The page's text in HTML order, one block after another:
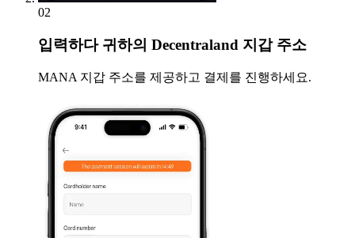
02
입력하다귀하의 Decentraland 지갑 주소
MANA 지갑 주소를 제공하고 결제를 진행하세요.